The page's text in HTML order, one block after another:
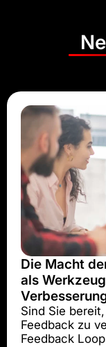
Die Macht
als
Sind Sie
Feedback zu
Feedback